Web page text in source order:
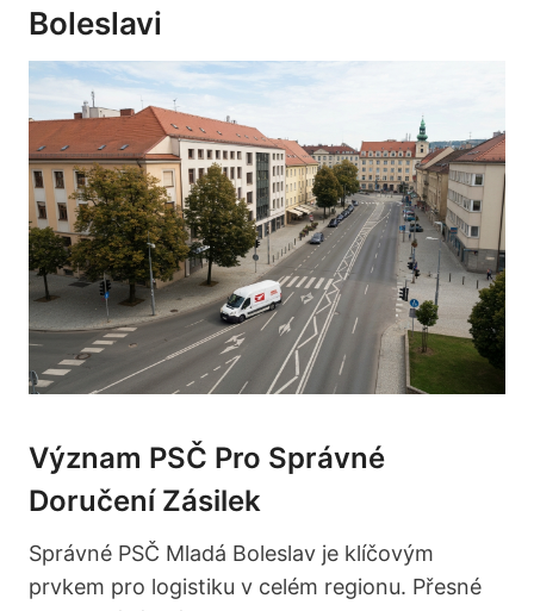
Boleslavi
Význam PSČ Pro Správné
Doručení Zásilek
Správné PSČ Mladá Boleslav je klíčovým
prvkem pro logistiku v celém regionu. Přesné